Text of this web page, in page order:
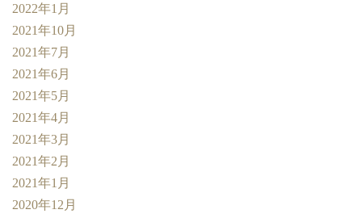
2022年1月
2021年10月
2021年7月
2021年6月
2021年5月
2021年4月
2021年3月
2021年2月
2021年1月
2020年12月